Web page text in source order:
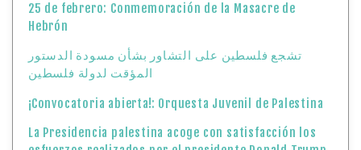
25 de febrero: Conmemoración de la Masacre de
Hebrón
تشجع فلسطين على التشاور بشأن مسودة الدستور
المؤقت لدولة فلسطين
¡Convocatoria abierta!: Orquesta Juvenil de Palestina
La Presidencia palestina acoge con satisfacción los